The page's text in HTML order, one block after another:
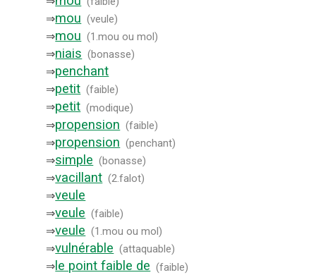
⇒mou (veule)
⇒mou (1.mou ou mol)
⇒niais (bonasse)
⇒penchant
⇒petit (faible)
⇒petit (modique)
⇒propension (faible)
⇒propension (penchant)
⇒simple (bonasse)
⇒vacillant (2.falot)
⇒veule
⇒veule (faible)
⇒veule (1.mou ou mol)
⇒vulnérable (attaquable)
⇒le point faible de (faible)